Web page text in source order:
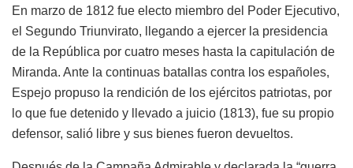
En marzo de 1812 fue electo miembro del Poder Ejecutivo,
el Segundo Triunvirato, llegando a ejercer la presidencia
de la República por cuatro meses hasta la capitulación de
Miranda. Ante la continuas batallas contra los españoles,
Espejo propuso la rendición de los ejércitos patriotas, por
lo que fue detenido y llevado a juicio (1813), fue su propio
defensor, salió libre y sus bienes fueron devueltos.